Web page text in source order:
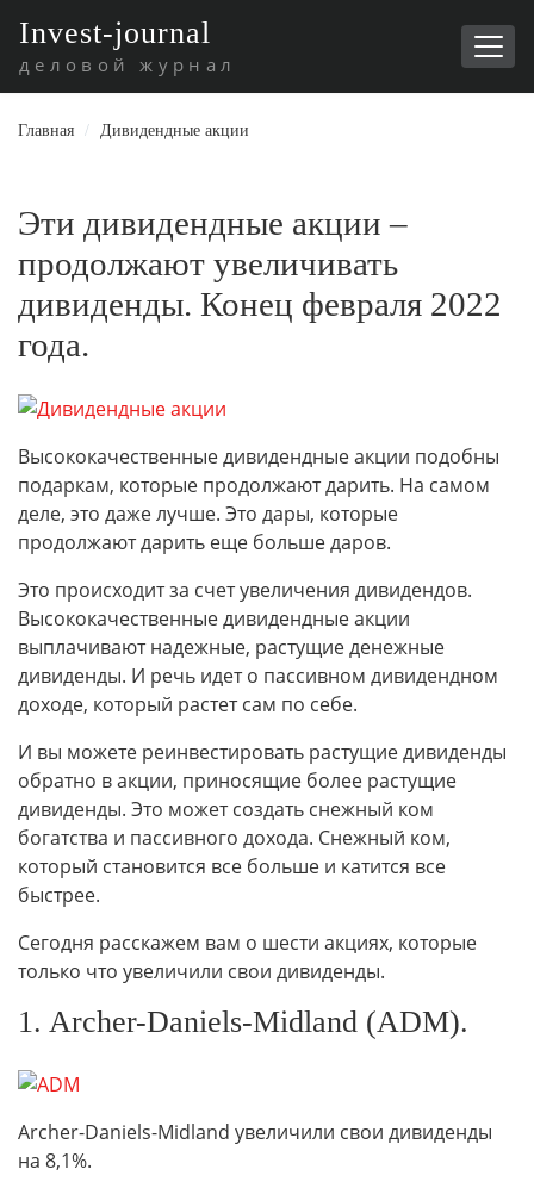
Invest-journal
деловой журнал
Главная / Дивидендные акции
Эти дивидендные акции –
продолжают увеличивать
дивиденды. Конец февраля 2022
года.
Высококачественные дивидендные акции подобны
подаркам, которые продолжают дарить. На самом
деле, это даже лучше. Это дары, которые
продолжают дарить еще больше даров.
Это происходит за счет увеличения дивидендов.
Высококачественные дивидендные акции
выплачивают надежные, растущие денежные
дивиденды. И речь идет о пассивном дивидендном
доходе, который растет сам по себе.
И вы можете реинвестировать растущие дивиденды
обратно в акции, приносящие более растущие
дивиденды. Это может создать снежный ком
богатства и пассивного дохода. Снежный ком,
который становится все больше и катится все
быстрее.
Сегодня расскажем вам о шести акциях, которые
только что увеличили свои дивиденды.
1. Archer-Daniels-Midland (ADM).
Archer-Daniels-Midland увеличили свои дивиденды
на 8,1%.